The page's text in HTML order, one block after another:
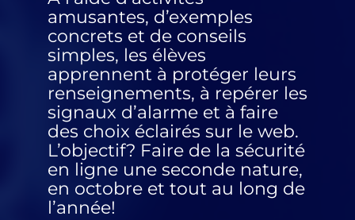
amusantes, d’exemples
concrets et de conseils
simples, les élèves
apprennent à protéger leurs
renseignements, à repérer les
signaux d’alarme et à faire
des choix éclairés sur le web.
L’objectif? Faire de la sécurité
en ligne une seconde nature,
en octobre et tout au long de
l’année!